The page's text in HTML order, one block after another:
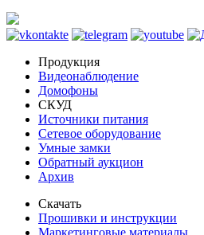
Продукция
Видеонаблюдение
Домофоны
СКУД
Источники питания
Сетевое оборудование
Умные замки
Обратный аукцион
Архив
Скачать
Прошивки и инструкции